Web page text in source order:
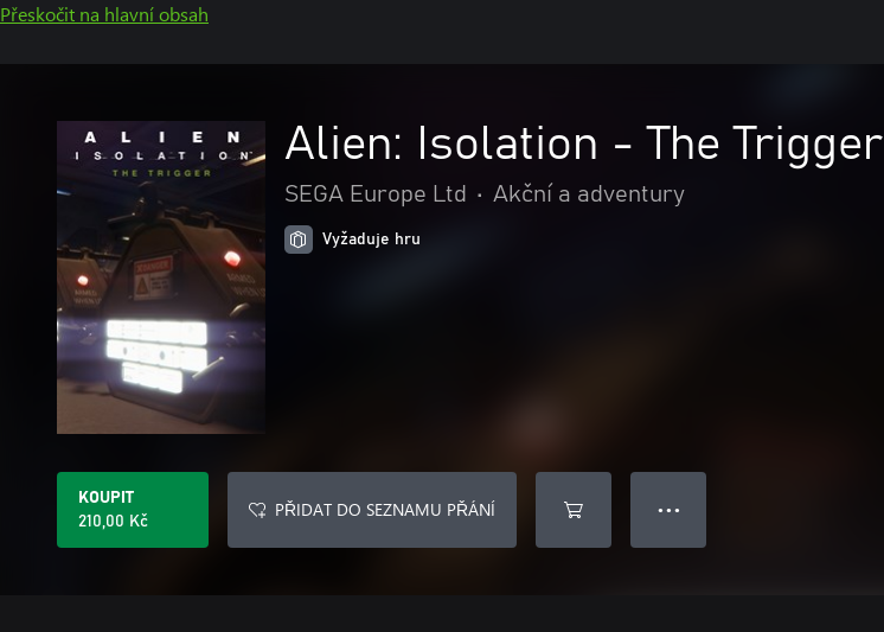
Přeskočit na hlavní obsah
Alien: Isolation - The Trigger
SEGA Europe Ltd • Akční a adventury
Vyžaduje hru
KOUPIT
210,00 Kč
PŘIDAT DO SEZNAMU PŘÁNÍ ● ● ●